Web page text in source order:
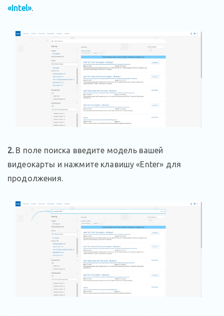
«Intel».
2. В поле поиска введите модель вашей
видеокарты и нажмите клавишу «Enter» для
продолжения.